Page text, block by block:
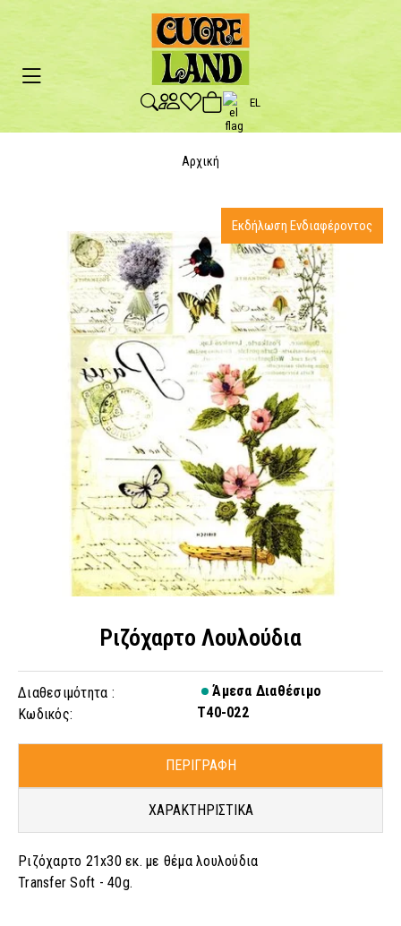
EL
Αρχική
Ριζόχαρτο Λουλούδια
Διαθεσιμότητα :
Άμεσα Διαθέσιμο
Κωδικός:
T40-022
ΠΕΡΙΓΡΑΦΗ
ΧΑΡΑΚΤΗΡΙΣΤΙΚΑ
Ριζόχαρτο 21x30 εκ. με θέμαλουλούδια
Transfer Soft - 40g.
Εκδήλωση Ενδιαφέροντος